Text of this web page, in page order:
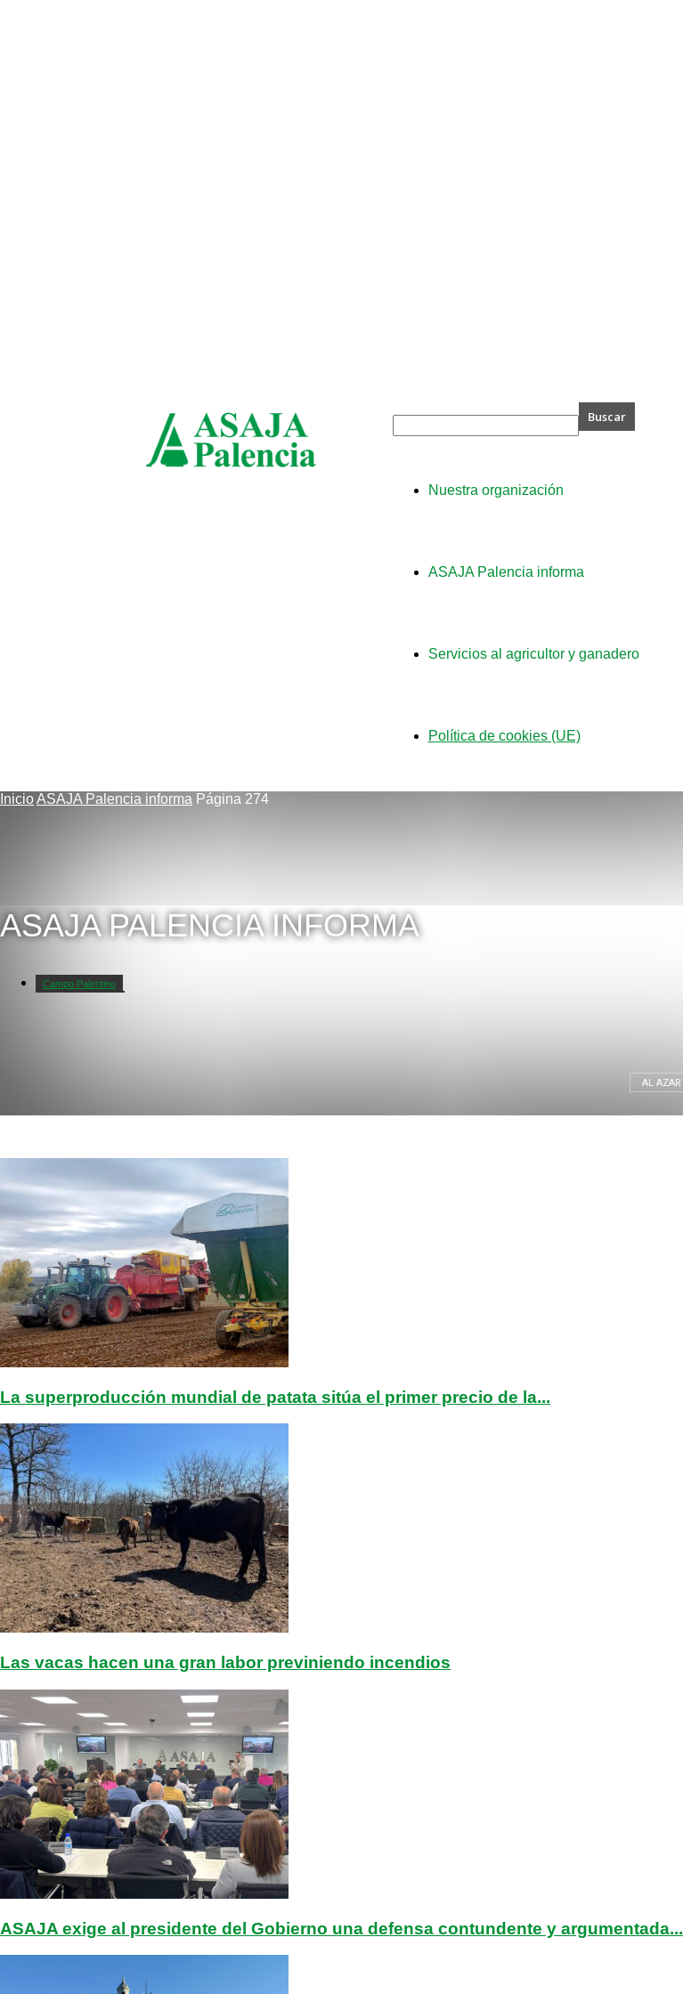
Nuestra organización
ASAJA Palencia informa
Servicios al agricultor y ganadero
Política de cookies (UE)
InicioASAJA Palencia informa Página 274
ASAJA PALENCIA INFORMA
Campo Palentino
AL AZAR
La superproducción mundial de patata sitúa el primer precio de la...
Las vacas hacen una gran labor previniendo incendios
ASAJA exige al presidente del Gobierno una defensa contundente y argumentada...